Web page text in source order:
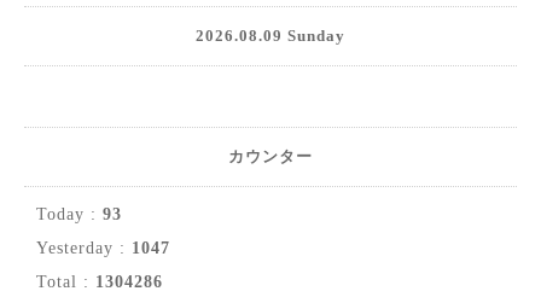
2026.08.09 Sunday
カウンター
Today : 93
Yesterday : 1047
Total : 1304286